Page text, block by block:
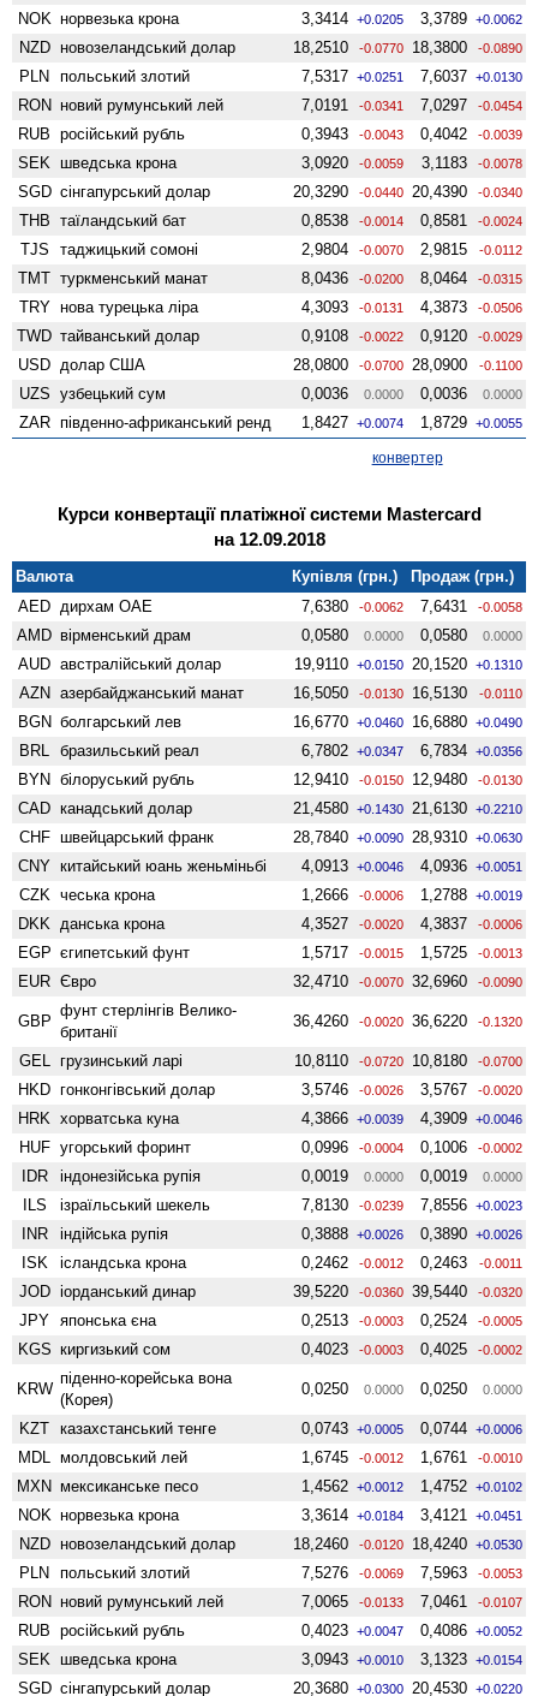
NOK норвезька крона 3,3414 +0.0205 3,3789 +0.0062
NZD ново­зеландський долар 18,2510 -0.0770 18,3800 -0.0890
PLN польський злотий 7,5317 +0.0251 7,6037 +0.0130
RON новий румунський лей 7,0191 -0.0341 7,0297 -0.0454
RUB російський рубль 0,3943 -0.0043 0,4042 -0.0039
SEK шведська крона 3,0920 -0.0059 3,1183 -0.0078
SGD сінгапурський долар 20,3290 -0.0440 20,4390 -0.0340
THB таїландський бат 0,8538 -0.0014 0,8581 -0.0024
TJS таджицький сомоні 2,9804 -0.0070 2,9815 -0.0112
TMT туркменський манат 8,0436 -0.0200 8,0464 -0.0315
TRY нова турецька ліра 4,3093 -0.0131 4,3873 -0.0506
TWD тайванський долар 0,9108 -0.0022 0,9120 -0.0029
USD долар США 28,0800 -0.0700 28,0900 -0.1100
UZS узбецький сум 0,0036 0.0000 0,0036 0.0000
ZAR південно-африканський ренд 1,8427 +0.0074 1,8729 +0.0055
конвертер
Курси конвертації платіжної системи Mastercard
на 12.09.2018
Валюта Купівля (грн.)
Продаж (грн.)
AED дирхам ОАЕ 7,6380 -0.0062 7,6431 -0.0058
AMD вiрменський драм 0,0580 0.0000 0,0580 0.0000
AUD австралійський долар 19,9110 +0.0150 20,1520 +0.1310
AZN азербайджанський манат 16,5050 -0.0130 16,5130 -0.0110
BGN болгарський лев 16,6770 +0.0460 16,6880 +0.0490
BRL бразильський реал 6,7802 +0.0347 6,7834 +0.0356
BYN білоруський рубль 12,9410 -0.0150 12,9480 -0.0130
CAD канадський долар 21,4580 +0.1430 21,6130 +0.2210
CHF швейцарський франк 28,7840 +0.0090 28,9310 +0.0630
CNY китайський юань женьмiньбi 4,0913 +0.0046 4,0936 +0.0051
CZK чеська крона 1,2666 -0.0006 1,2788 +0.0019
DKK данська крона 4,3527 -0.0020 4,3837 -0.0006
EGP єгипетський фунт 1,5717 -0.0015 1,5725 -0.0013
EUR Євро 32,4710 -0.0070 32,6960 -0.0090
GBP
фунт стерлінгів Велико­
британії
36,4260 -0.0020 36,6220 -0.1320
GEL грузинський ларі 10,8110 -0.0720 10,8180 -0.0700
HKD гонконгівський долар 3,5746 -0.0026 3,5767 -0.0020
HRK хорватська куна 4,3866 +0.0039 4,3909 +0.0046
HUF угорський форинт 0,0996 -0.0004 0,1006 -0.0002
IDR індонезійська рупія 0,0019 0.0000 0,0019 0.0000
ILS ізраїльський шекель 7,8130 -0.0239 7,8556 +0.0023
INR індійська рупія 0,3888 +0.0026 0,3890 +0.0026
ISK ісландська крона 0,2462 -0.0012 0,2463 -0.0011
JOD іорданський динар 39,5220 -0.0360 39,5440 -0.0320
JPY японська єна 0,2513 -0.0003 0,2524 -0.0005
KGS киргизький сом 0,4023 -0.0003 0,4025 -0.0002
KRW
піденно-корейська вона
(Корея)
0,0250 0.0000 0,0250 0.0000
KZT казахстанський тенге 0,0743 +0.0005 0,0744 +0.0006
MDL молдовський лей 1,6745 -0.0012 1,6761 -0.0010
MXN мексиканське песо 1,4562 +0.0012 1,4752 +0.0102
NOK норвезька крона 3,3614 +0.0184 3,4121 +0.0451
NZD ново­зеландський долар 18,2460 -0.0120 18,4240 +0.0530
PLN польський злотий 7,5276 -0.0069 7,5963 -0.0053
RON новий румунський лей 7,0065 -0.0133 7,0461 -0.0107
RUB російський рубль 0,4023 +0.0047 0,4086 +0.0052
SEK шведська крона 3,0943 +0.0010 3,1323 +0.0154
SGD сінгапурський долар 20,3680 +0.0300 20,4530 +0.0220